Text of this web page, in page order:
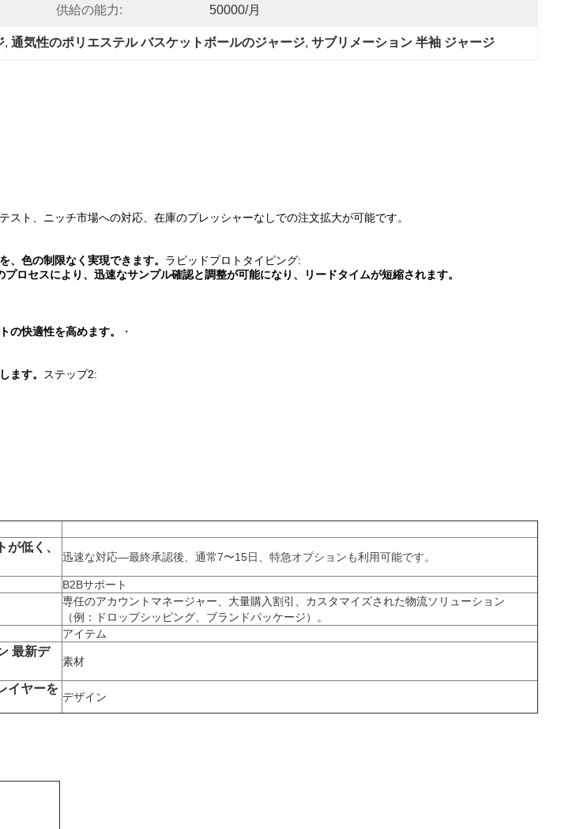
供給の能力: 50000/月
, 通気性のポリエステル バスケットボールのジャージ, サブリメーション 半袖 ジャージ
ト、ニッチ市場への対応、在庫のプレッシャーなしでの注文拡大が可能です。
、色の制限なく実現できます。 ラピッドプロトタイピング:
ロセスにより、迅速なサンプル確認と調整が可能になり、リードタイムが短縮されます。
の快適性を高めます。
・
ます。
ステップ2:
低く、
迅速な対応—最終承認後、通常7〜15日、特急オプションも利用可能です。
B2Bサポート
専任のアカウントマネージャー、大量購入割引、カスタマイズされた物流ソリューション
（例：ドロップシッピング、ブランドパッケージ）。
アイテム
最新デ
素材
イヤーを
デザイン